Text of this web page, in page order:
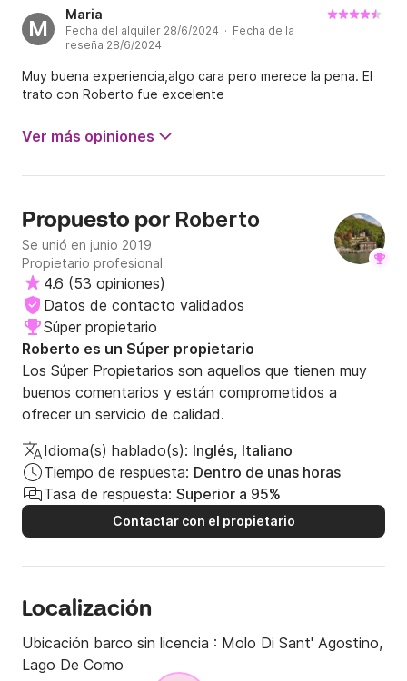
M
Maria
Fecha del alquiler 28/6/2024 · Fecha de la
reseña 28/6/2024
Muy buena experiencia,algo cara pero merece la pena. El
trato con Roberto fue excelente
Ver más opiniones
Propuesto por Roberto
Se unió en junio 2019
Propietario profesional
4.6 (53 opiniones)
Datos de contacto validados
Súper propietario
Roberto es un Súper propietario
Los Súper Propietarios son aquellos que tienen muy
buenos comentarios y están comprometidos a
ofrecer un servicio de calidad.
Idioma(s) hablado(s): Inglés, Italiano
Tiempo de respuesta: Dentro de unas horas
Tasa de respuesta: Superior a 95%
Contactar con el propietario
Localización
Ubicación barco sin licencia : Molo Di Sant' Agostino,
Lago De Como